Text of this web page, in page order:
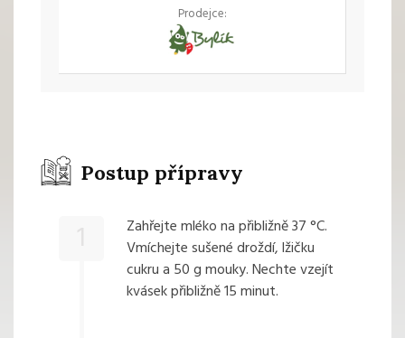
Prodejce:
Postup přípravy
Zahřejte mléko na přibližně 37 °C.
Vmíchejte sušené droždí, lžičku
cukru a 50 g mouky. Nechte vzejít
kvásek přibližně 15 minut.